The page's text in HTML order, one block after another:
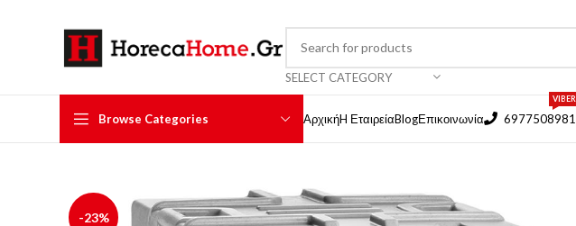
SELECT CATEGORY
Browse Categories ΑρχικήH ΕταιρείαBlogΕπικοινωνία 6977508981
VIBER
-23%